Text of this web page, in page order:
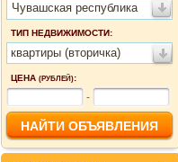
Чувашская республика
ТИП НЕДВИЖИМОСТИ:
квартиры (вторичка)
ЦЕНА (РУБЛЕЙ):
-